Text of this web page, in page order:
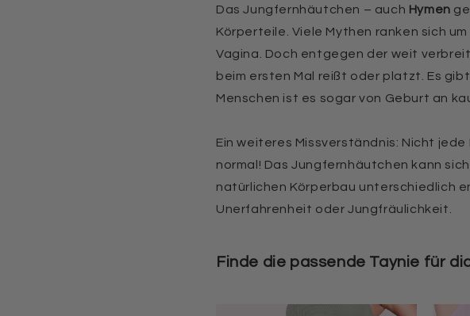
Das Jungfernhäutchen – auch Hymen
Körperteile. Viele Mythen ranken sich
Vagina. Doch entgegen der weit
beim ersten Mal reißt oder platzt. Es
Menschen ist es sogar von Geburt an
Ein weiteres Missverständnis: Nicht
normal! Das Jungfernhäutchen kann
natürlichen Körperbau unterschiedlich
Unerfahrenheit oder Jungfräulichkeit.
Finde die passende Taynie für